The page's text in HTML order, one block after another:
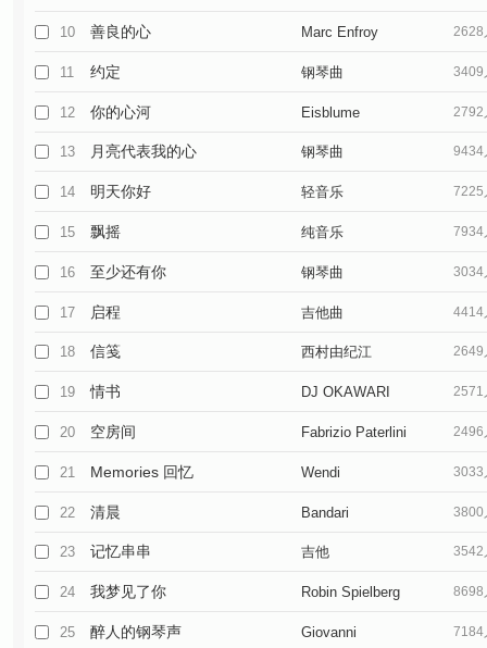
10 善良的心 Marc Enfroy 2628
11 约定 钢琴曲 3409
12 你的心河 Eisblume 2792
13 月亮代表我的心 钢琴曲 9434
14 明天你好 轻音乐 7225
15 飘摇 纯音乐 7934
16 至少还有你 钢琴曲 3034
17 启程 吉他曲 4414
18 信笺 西村由纪江 2649
19 情书 DJ OKAWARI 2571
20 空房间 Fabrizio Paterlini 2496
21 Memories 回忆 Wendi 3033
22 清晨 Bandari 3800
23 记忆串串 吉他 3542
24 我梦见了你 Robin Spielberg 8698
25 醉人的钢琴声 Giovanni 7184